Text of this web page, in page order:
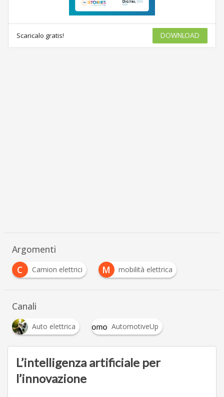
Scaricalo gratis! DOWNLOAD
Argomenti
C
Camion elettrici M mobilità elettrica
Canali
Auto elettrica AutomotiveUp
L’intelligenza artificiale per
l’innovazione